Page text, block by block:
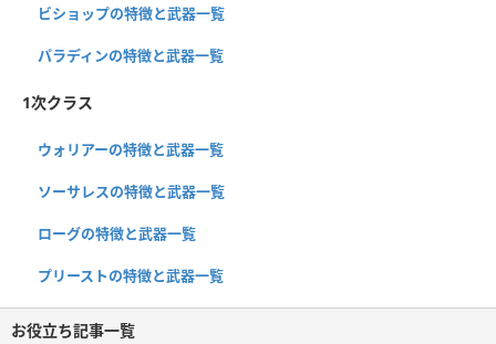
ビショップの特徴と武器一覧
パラディンの特徴と武器一覧
1次クラス
ウォリアーの特徴と武器一覧
ソーサレスの特徴と武器一覧
ローグの特徴と武器一覧
プリーストの特徴と武器一覧
お役立ち記事一覧